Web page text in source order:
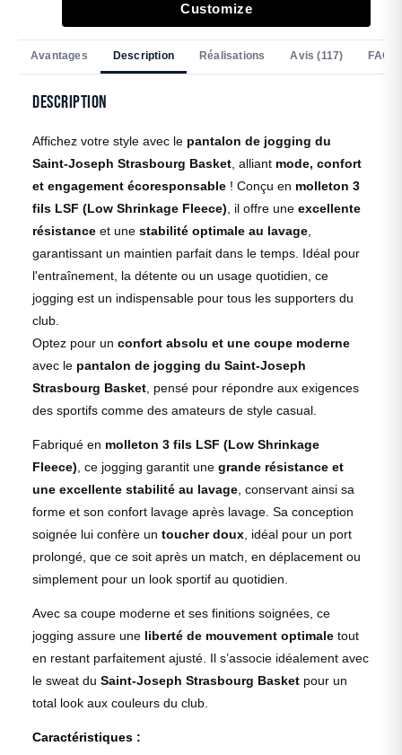
Customize
Avantages Description Réalisations Avis (117) FAQ
Description
Affichez votre style avec le pantalon de jogging du
Saint-Joseph Strasbourg Basket, alliant mode, confort
et engagement écoresponsable ! Conçu en molleton 3
fils LSF (Low Shrinkage Fleece), il offre une excellente
résistance et une stabilité optimale au lavage,
garantissant un maintien parfait dans le temps. Idéal pour
l'entraînement, la détente ou un usage quotidien, ce
jogging est un indispensable pour tous les supporters du
club.
Optez pour un confort absolu et une coupe moderne
avec le pantalon de jogging du Saint-Joseph
Strasbourg Basket, pensé pour répondre aux exigences
des sportifs comme des amateurs de style casual.
Fabriqué en molleton 3 fils LSF (Low Shrinkage
Fleece), ce jogging garantit une grande résistance et
une excellente stabilité au lavage, conservant ainsi sa
forme et son confort lavage après lavage. Sa conception
soignée lui confère un toucher doux, idéal pour un port
prolongé, que ce soit après un match, en déplacement ou
simplement pour un look sportif au quotidien.
Avec sa coupe moderne et ses finitions soignées, ce
jogging assure une liberté de mouvement optimale tout
en restant parfaitement ajusté. Il s’associe idéalement avec
le sweat du Saint-Joseph Strasbourg Basket pour un
total look aux couleurs du club.
Caractéristiques :